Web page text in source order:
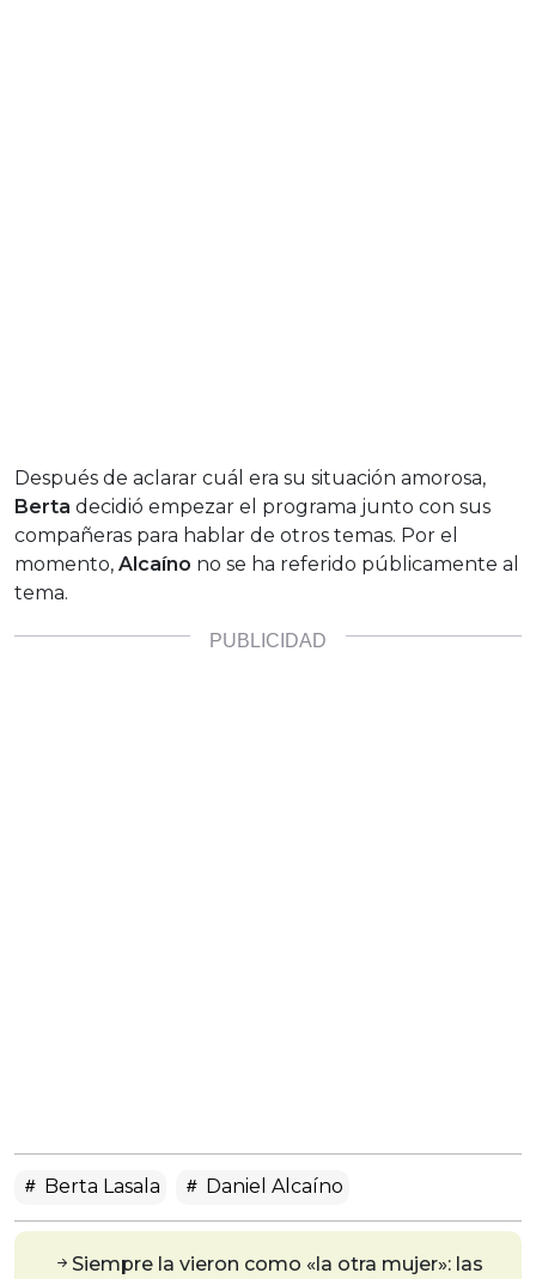
Después de aclarar cuál era su situación amorosa,
Berta decidió empezar el programa junto con sus
compañeras para hablar de otros temas. Por el
momento, Alcaíno no se ha referido públicamente al
tema.
Berta Lasala Daniel Alcaíno
Siempre la vieron como «la otra mujer»: las